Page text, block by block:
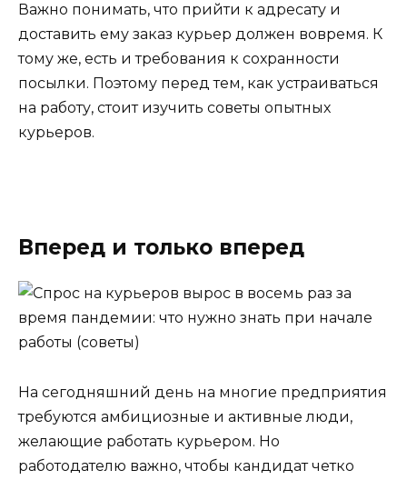
Важно понимать, что прийти к адресату и
доставить ему заказ курьер должен вовремя. К
тому же, есть и требования к сохранности
посылки. Поэтому перед тем, как устраиваться
на работу, стоит изучить советы опытных
курьеров.
Вперед и только вперед
На сегодняшний день на многие предприятия
требуются амбициозные и активные люди,
желающие работать курьером. Но
работодателю важно, чтобы кандидат четко